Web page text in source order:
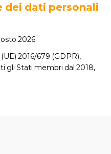
dei dati personali
2026
2016/679 (GDPR),
gli Stati membri dal 2018,